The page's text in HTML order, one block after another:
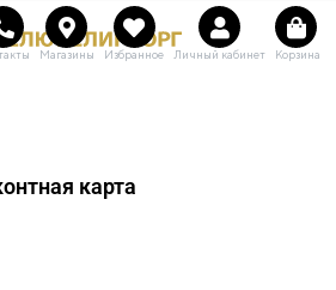
Магазины Избранное Личный кабинет Корзина
карта